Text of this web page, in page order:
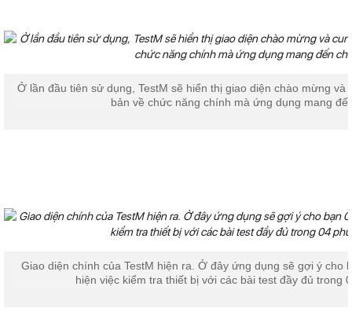
Ở lần đầu tiên sử dụng, TestM sẽ hiển thị giao diện chào mừng và
bản về chức năng chính mà ứng dụng mang
Giao diện chính của TestM hiện ra. Ở đây ứng dụng sẽ gợi ý cho
hiện việc kiểm tra thiết bị với các bài test đầy đủ trong